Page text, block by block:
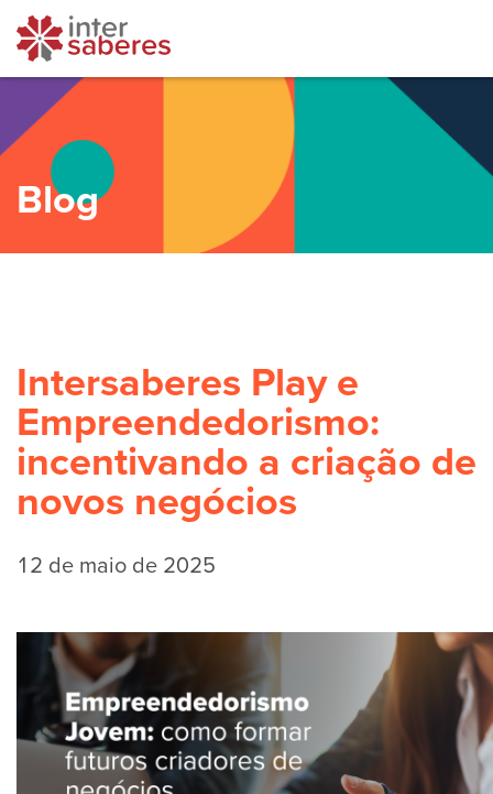
Blog
Intersaberes Play e
Empreendedorismo:
incentivando a criação de
novos negócios
12 de maio de 2025